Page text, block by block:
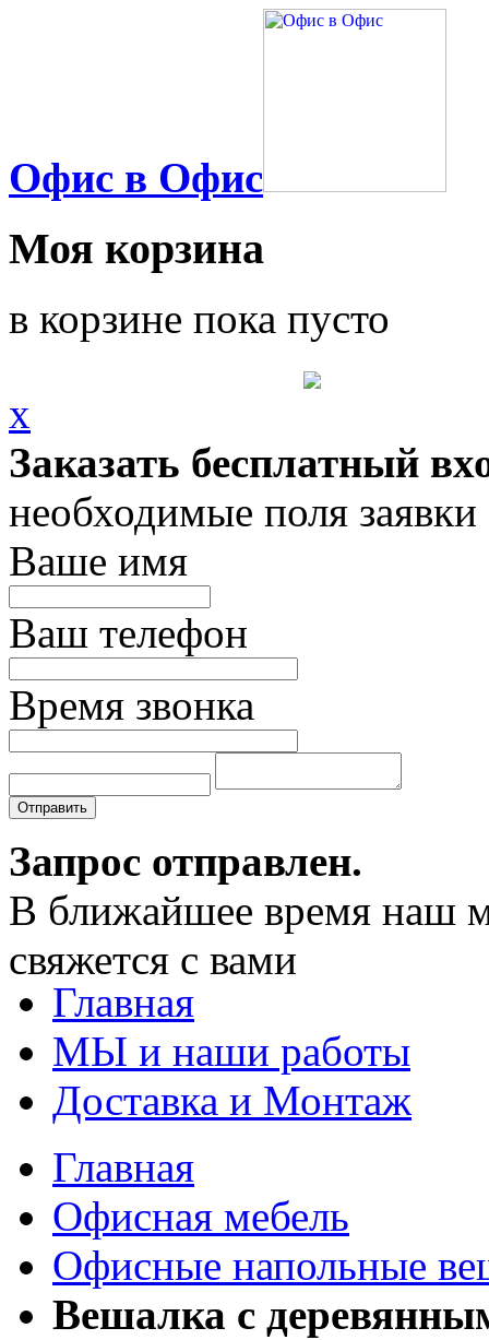
Офис в Офис
Моя корзина
в корзине пока пусто
x
Заказать бесплатный
необходимые поля заявки
Ваше имя
Ваш телефон
Время звонка
Отправить
Запрос отправлен.
В ближайшее время наш
свяжется с вами
Главная
МЫ и наши работы
Доставка и Монтаж
Главная
Офисная мебель
Офисные напольные
Вешалка с